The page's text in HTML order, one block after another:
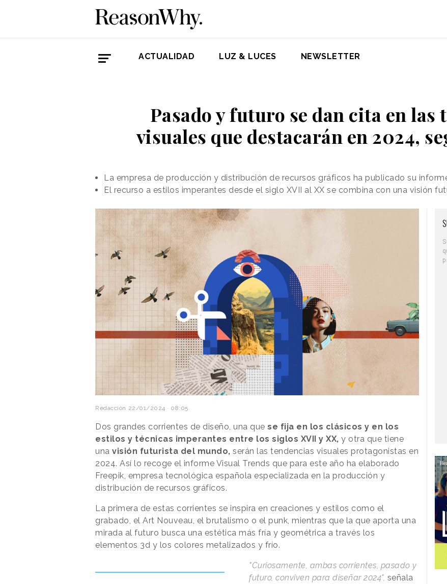
ACTUALIDAD LUZ & LUCES NEWSLETTER
Pasado y futuro se dan cita en las
visuales que destacarán en 2024,
La empresa de producción y distribución de recursos gráficos ha publicado su
El recurso a estilos imperantes desde el siglo XVII al XX se combina con una visión
Redacción 22/01/2024 · 08:05
Dos grandes corrientes de diseño, una que se fija en los clásicos y en los
estilos y técnicas imperantes entre los siglos XVII y XX, y otra que tiene
una visión futurista del mundo, serán las tendencias visuales protagonistas en
2024. Así lo recoge el informe Visual Trends que para este año ha elaborado
Freepik, empresa tecnológica española especializada en la producción y
distribución de recursos gráficos.
La primera de estas corrientes se inspira en creaciones y estilos como el
grabado, el Art Nouveau, el brutalismo o el punk, mientras que la que aporta una
mirada al futuro busca una estética más fría y geométrica a través los
elementos 3d y los colores metalizados y frío.
"Curiosamente, ambas corrientes, pasado y
futuro, conviven para diseñar 2024", señala